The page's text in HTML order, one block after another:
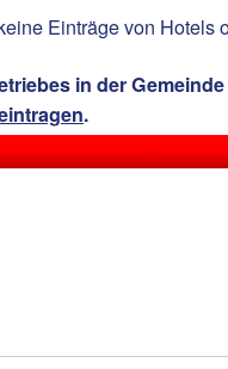
Einträge von Hotels
in der
.